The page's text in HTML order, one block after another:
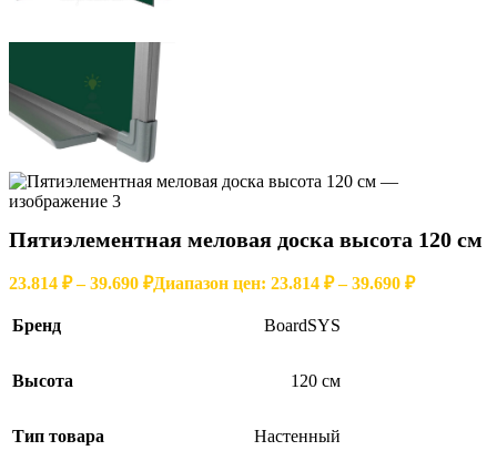
Пятиэлементная меловая доска высота 120 см
23.814 ₽ – 39.690 ₽Диапазон цен: 23.814 ₽ – 39.690 ₽
Бренд BoardSYS
Высота 120 см
Тип товара Настенный